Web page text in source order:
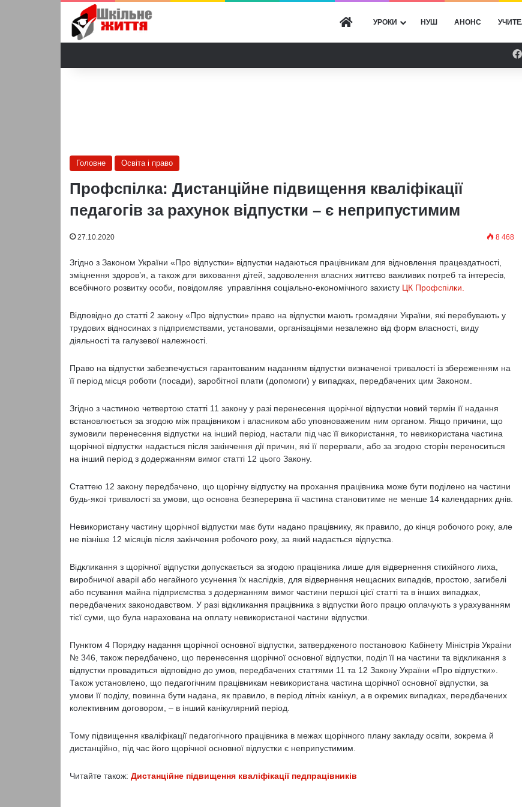
ГОЛОВНА
УРОКИ НУШ АНОНС
Головне Освіта і право
Профспілка: Дистанційне підвищення кваліфікації
педагогів за рахунок відпустки – є неприпустимим
27.10.2020 8 468
Згідно з Законом України «Про відпустки» відпустки надаються працівникам для відновлення працездатності,
зміцнення здоров’я, а також для виховання дітей, задоволення власних життєво важливих потреб та інтересів,
всебічного розвитку особи, повідомляє управління соціально-економічного захисту ЦК Профспілки.
Відповідно до статті 2 закону «Про відпустки» право на відпустки мають громадяни України, які перебувають у
трудових відносинах з підприємствами, установами, організаціями незалежно від форм власності, виду
діяльності та галузевої належності.
Право на відпустки забезпечується гарантованим наданням відпустки визначеної тривалості із збереженням на
її період місця роботи (посади), заробітної плати (допомоги) у випадках, передбачених цим Законом.
Згідно з частиною четвертою статті 11 закону у разі перенесення щорічної відпустки новий термін її надання
встановлюється за згодою між працівником і власником або уповноваженим ним органом. Якщо причини, що
зумовили перенесення відпустки на інший період, настали під час її використання, то невикористана частина
щорічної відпустки надається після закінчення дії причин, які її перервали, або за згодою сторін переноситься
на інший період з додержанням вимог статті 12 цього Закону.
Статтею 12 закону передбачено, що щорічну відпустку на прохання працівника може бути поділено на частини
будь-якої тривалості за умови, що основна безперервна її частина становитиме не менше 14 календарних днів.
Невикористану частину щорічної відпустки має бути надано працівнику, як правило, до кінця робочого року, але
не пізніше 12 місяців після закінчення робочого року, за який надається відпустка.
Відкликання з щорічної відпустки допускається за згодою працівника лише для відвернення стихійного лиха,
виробничої аварії або негайного усунення їх наслідків, для відвернення нещасних випадків, простою, загибелі
або псування майна підприємства з додержанням вимог частини першої цієї статті та в інших випадках,
передбачених законодавством. У разі відкликання працівника з відпустки його працю оплачують з урахуванням
тієї суми, що була нарахована на оплату невикористаної частини відпустки.
Пунктом 4 Порядку надання щорічної основної відпустки, затвердженого постановою Кабінету Міністрів України
№ 346, також передбачено, що перенесення щорічної основної відпустки, поділ її на частини та відкликання з
відпустки провадиться відповідно до умов, передбачених статтями 11 та 12 Закону України «Про відпустки».
Також установлено, що педагогічним працівникам невикористана частина щорічної основної відпустки, за
умови її поділу, повинна бути надана, як правило, в період літніх канікул, а в окремих випадках, передбачених
колективним договором, – в інший канікулярний період.
Тому підвищення кваліфікації педагогічного працівника в межах щорічного плану закладу освіти, зокрема й
дистанційно, під час його щорічної основної відпустки є неприпустимим.
Читайте також: Дистанційне підвищення кваліфікації педпрацівників